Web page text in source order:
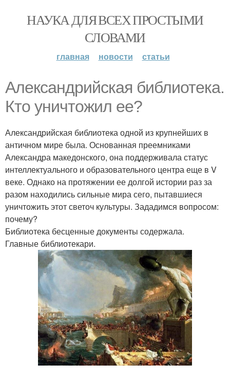
НАУКА ДЛЯ ВСЕХ ПРОСТЫМИ
СЛОВАМИ
главная новости статьи
Александрийская библиотека.
Кто уничтожил ее?
Александрийская библиотека одной из крупнейших в
античном мире была. Основанная преемниками
Александра македонского, она поддерживала статус
интеллектуального и образовательного центра еще в V
веке. Однако на протяжении ее долгой истории раз за
разом находились сильные мира сего, пытавшиеся
уничтожить этот светоч культуры. Зададимся вопросом:
почему?
Библиотека бесценные документы содержала.
Главные библиотекари.